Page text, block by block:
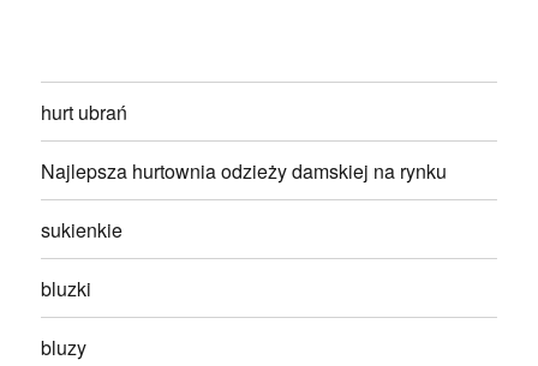
hurt ubrań
Najlepsza hurtownia odzieży damskiej na rynku
sukienkie
bluzki
bluzy